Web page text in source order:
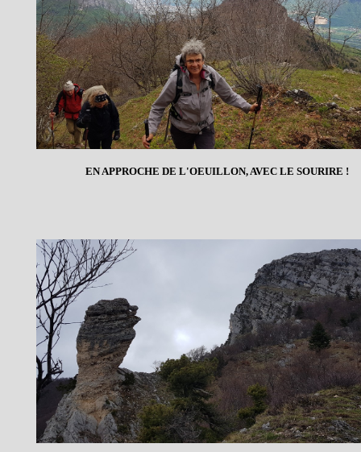
EN APPROCHE DE L'OEUILLON, AVEC LE SOURIRE !